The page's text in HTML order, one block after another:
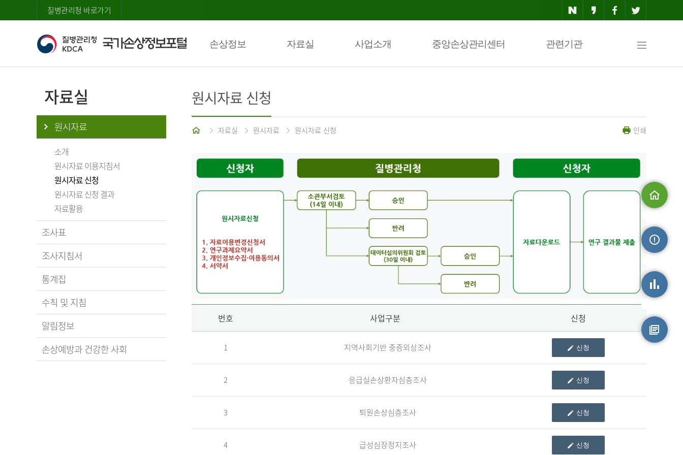
질병관리청 바로가기
손상정보 자료실 사업소개 중앙손상관리센터 관련기관
맵
자료실
원시자료
소개
원시자료 이용지침서
원시자료 신청
원시자료 신청 결과
자료활용
조사표
조사지침서
통계집
수칙 및 지침
알림정보
손상예방과 건강한 사회
원시자료 신청
홈 자료실 원시자료 원시자료 신청 인쇄
자
청
번호 사업구분 신청
1 지역사회기반 중증외상조사 신청
2 응급실손상환자심층조사 신청
3 퇴원손상심층조사 신청
4 급성심장정지조사 신청